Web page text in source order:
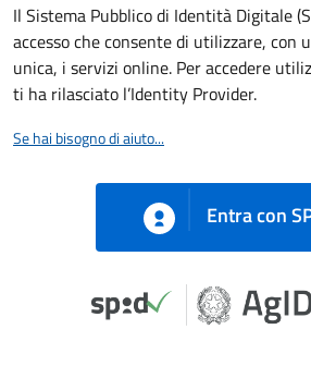
Il Sistema Pubblico di Identità Digitale
accesso che consente di utilizzare, con
unica, i servizi online. Per accedere
ti ha rilasciato l’Identity Provider.
Se hai bisogno di aiuto...
Entra con